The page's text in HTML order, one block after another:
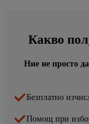
Какво
Ние не просто
Безплатно
Помощ при